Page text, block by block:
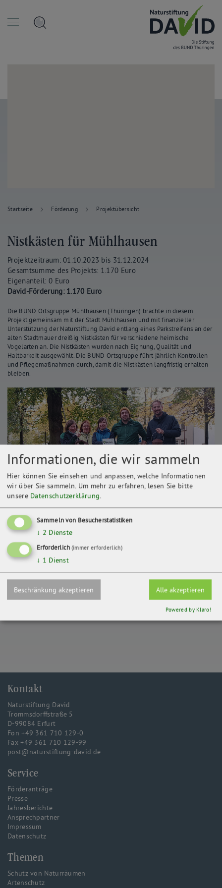
Startseite Förderung Projektübersicht
Nistkästen für Mühlhausen
Projektzeitraum: 01.10.2023 bis 31.12.2024
Gesamtsumme des Projekts: 1.170 Euro
Eigenanteil: 0 Euro
David-Förderung: 1.170 Euro
Die BUND Ortsgruppe Mühlhausen (Thüringen) brachte in diesem
Projekt gemeinsam mit der Stadt Mühlhausen und mit finanzieller
Unterstützung der Naturstiftung David entlang eines Parkstreifens an der
alten Stadtmauer dreißig Nistkästen für verschiedene heimische
Vogelarten an. Die Nistkästen wurden nach Eignung, Qualität und
Haltbarkeit ausgewählt. Die BUND Ortsgruppe führt jährlich Kontrollen
und Pflegemaßnahmen durch, damit die Nistkästen langfristig erhalten
bleiben.
Kontakt
BUND-Ortsgruppe Mühlhausen/Thür.
Nottersiedlung 16
99998 Mühlhausen
Kontakt
Naturstiftung David
Trommsdorffstraße 5
D-99084 Erfurt
Fon +49 361 710 129-0
Fax +49 361 710 129-99
post@naturstiftung-david.de
Service
Förderanträge
Presse
Jahresberichte
Ansprechpartner
Impressum
Datenschutz
Themen
Schutz von Naturräumen
Artenschutz
Informationen, die wir sammeln
Hier können Sie einsehen und anpassen, welche Informationen
wir über Sie sammeln. Um mehr zu erfahren, lesen Sie bitte
unsere Datenschutzerklärung.
Sammeln von Besucherstatistiken
↓ 2 Dienste
Erforderlich (immer erforderlich)
↓ 1 Dienst
Beschränkung akzeptieren Alle akzeptieren
Powered by Klaro!